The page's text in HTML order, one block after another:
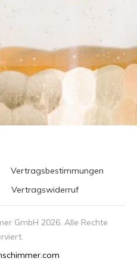
Vertragsbestimmungen
Vertragswiderruf
GmbH 2026. Alle Rechte